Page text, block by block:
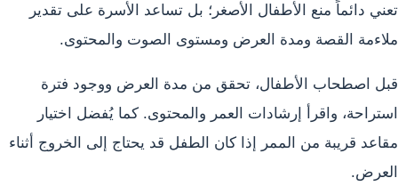
تعني دائماً منع الأطفال الأصغر؛ بل تساعد الأسرة على تقدير
ملاءمة القصة ومدة العرض ومستوى الصوت والمحتوى.
قبل اصطحاب الأطفال، تحقق من مدة العرض ووجود فترة
استراحة، واقرأ إرشادات العمر والمحتوى. كما يُفضل اختيار
مقاعد قريبة من الممر إذا كان الطفل قد يحتاج إلى الخروج أثناء
العرض.